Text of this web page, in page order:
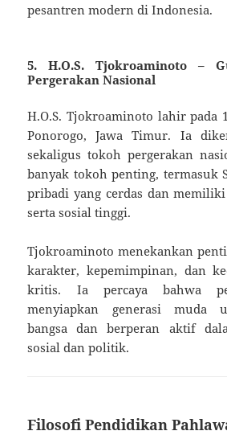
pesantren modern di Indonesia.
5.H.O.S. Tjokroaminoto –
Pergerakan Nasional
H.O.S. Tjokroaminoto lahir pada
Ponorogo, Jawa Timur. Ia
sekaligus tokoh pergerakan
banyak tokoh penting, termasuk
pribadi yang cerdas dan
serta sosial tinggi.
Tjokroaminoto menekankan
karakter, kepemimpinan, dan
kritis. Ia percaya bahwa
menyiapkan generasi muda
bangsa dan berperan aktif
sosial dan politik.
Filosofi Pendidikan